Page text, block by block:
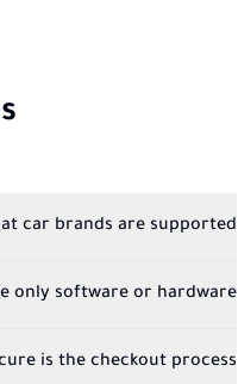
car brands are supported?
only software or hardware?
is the checkout process?